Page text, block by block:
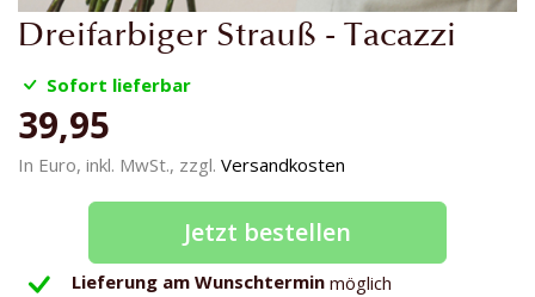
Dreifarbiger Strauß - Tacazzi
Sofort lieferbar
39,95
In Euro, inkl. MwSt., zzgl. Versandkosten
Jetzt bestellen
Lieferung am Wunschtermin möglich
Zum
Anfang
der
springen